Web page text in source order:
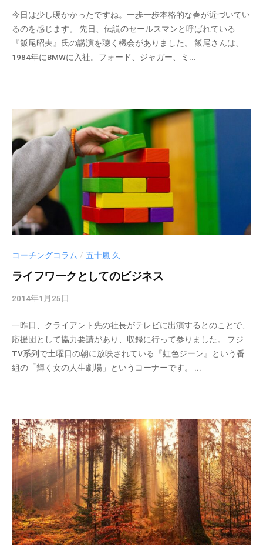
c
m
_
a
今日は少し暖かかったですね。一歩一歩本格的な春が近づいてい
るのを感じます。 先日、伝説のセールスマンと呼ばれている
『飯尾昭夫』氏の講演を聴く機会がありました。 飯尾さんは、
1984年にBMWに入社。フォード、ジャガー、ミ...
コーチングコラム / 五十嵐 久
ライフワークとしてのビジネス
2014年1月25日
c
m
_
a
n
一昨日、クライアント先の社長がテレビに出演するとのことで、
応援団として協力要請があり、収録に行って参りました。 フジ
TV系列で土曜日の朝に放映されている『虹色ジーン』という番
組の「輝く女の人生劇場」というコーナーです。 ...